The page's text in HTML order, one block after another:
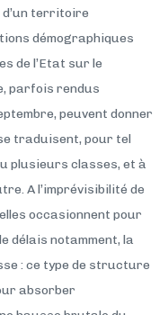
d’un territoire
démographiques
de l’Etat sur le
parfois rendus
peuvent donner
traduisent, pour tel
plusieurs classes, et à
A l’imprévisibilité de
occasionnent pour
délais notamment, la
: ce type de structure
absorber